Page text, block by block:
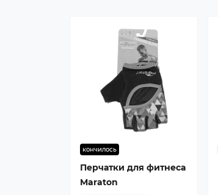
кончилось
Перчатки для фитнеса
Maraton